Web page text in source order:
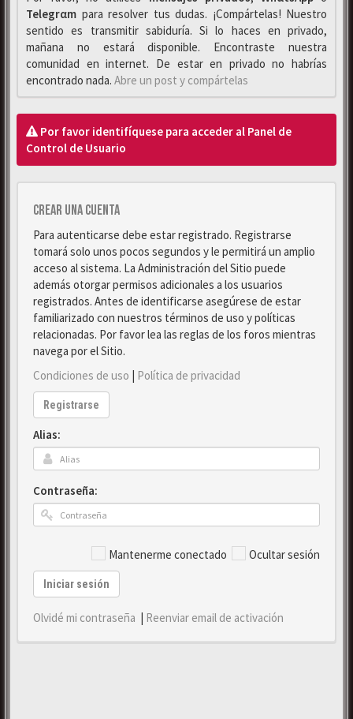
Telegrαm para resolver tus dudas. ¡Compártelas! Nuestro
sentido es transmitir sabiduría. Si lo haces en privado,
mañana no estará disponible. Encontraste nuestra
comunidad en internet. De estar en privado no habrías
encontrado nada. Abre un post y compártelas
Por favor identifíquese para acceder al Panel de
Control de Usuario
Crear una cuenta
Para autenticarse debe estar registrado. Registrarse
tomará solo unos pocos segundos y le permitirá un amplio
acceso al sistema. La Administración del Sitio puede
además otorgar permisos adicionales a los usuarios
registrados. Antes de identificarse asegúrese de estar
familiarizado con nuestros términos de uso y políticas
relacionadas. Por favor lea las reglas de los foros mientras
navega por el Sitio.
Condiciones de uso | Política de privacidad
Registrarse
Alias:
Contraseña:
Mantenerme conectado Ocultar sesión
Iniciar sesión
Olvidé mi contraseña | Reenviar email de activación